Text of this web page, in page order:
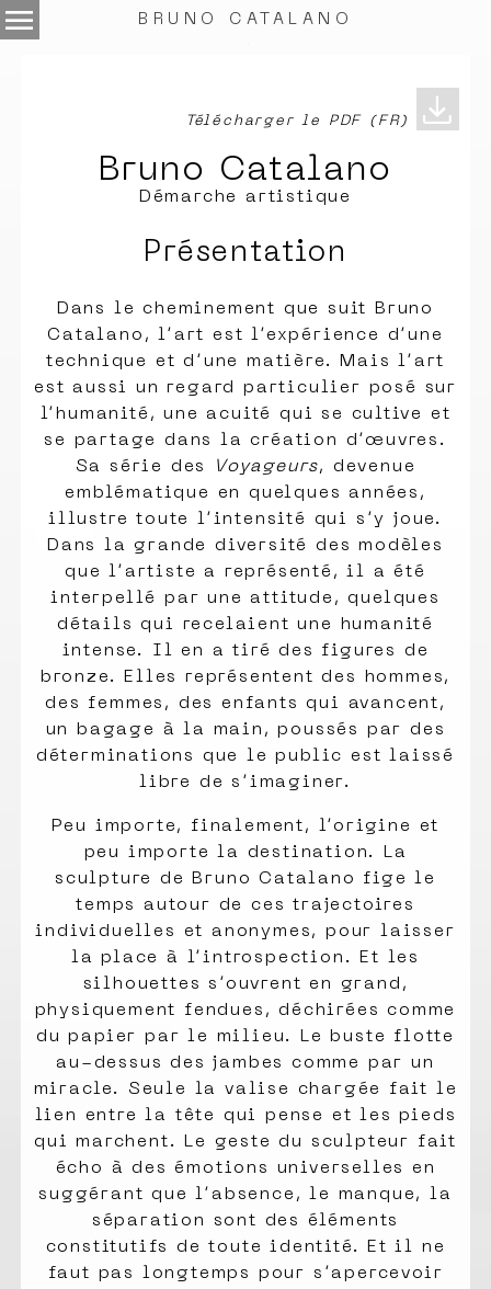
menu BRUNO CATALANO
Télécharger le PDF (FR) download
Bruno Catalano
Démarche artistique
Présentation
Dans le cheminement que suit Bruno
Catalano, l’art est l’expérience d’une
technique et d’une matière. Mais l’art
est aussi un regard particulier posé sur
l’humanité, une acuité qui se cultive et
se partage dans la création d’œuvres.
Sa série des
Voyageurs, devenue
emblématique en quelques années,
illustre toute l’intensité qui s’y joue.
Dans la grande diversité des modèles
que l’artiste a représenté, il a été
interpellé par une attitude, quelques
détails qui recelaient une humanité
intense. Il en a tiré des figures de
bronze. Elles représentent des hommes,
des femmes, des enfants qui avancent,
un bagage à la main, poussés par des
déterminations que le public est laissé
libre de s’imaginer.
Peu importe, finalement, l’origine et
peu importe la destination. La
sculpture de Bruno Catalano fige le
temps autour de ces trajectoires
individuelles et anonymes, pour laisser
la place à l’introspection. Et les
silhouettes s’ouvrent en grand,
physiquement fendues, déchirées comme
du papier par le milieu. Le buste flotte
au-dessus des jambes comme par un
miracle. Seule la valise chargée fait le
lien entre la tête qui pense et les pieds
qui marchent. Le geste du sculpteur fait
écho à des émotions universelles en
suggérant que l’absence, le manque, la
séparation sont des éléments
constitutifs de toute identité. Et il ne
faut pas longtemps pour s’apercevoir